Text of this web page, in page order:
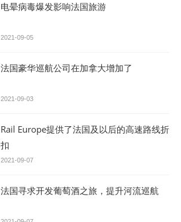
电晕病毒爆发影响法国旅游
2021-09-05
法国豪华巡航公司在加拿大增加了
2021-09-03
Rail Europe提供了法国及以后的高速路线折
扣
2021-09-07
法国寻求开发葡萄酒之旅，提升河流巡航